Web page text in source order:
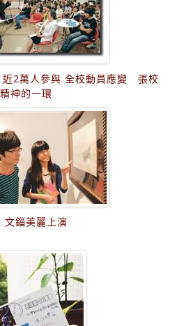
近2萬人參與 全校動員應變 張校
神的一環
錙美麗上演